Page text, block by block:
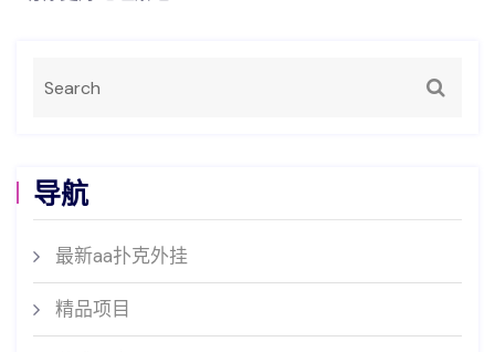
导航
最新aa扑克外挂
精品项目